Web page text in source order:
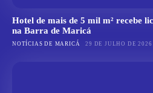
Hotel de mais de 5 mil m² recebe
na Barra de Maricá
NOTÍCIAS DE MARICÁ 29 DE JULHO DE 2026